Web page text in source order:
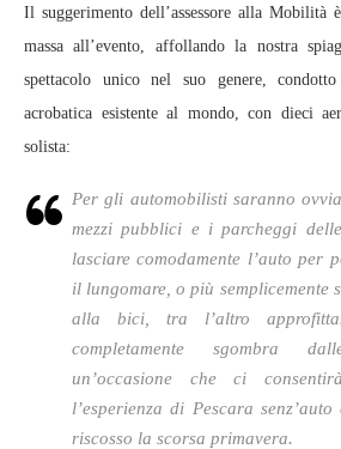
Il suggerimento dell’assessore alla Mobilità
massa all’evento, affollando la nostra
spettacolo unico nel suo genere,
acrobatica esistente al mondo, con dieci
solista:
Per gli automobilisti saranno
mezzi pubblici e i parcheggi
lasciare comodamente l’auto per
il lungomare, o più semplicemente
alla bici, tra l’altro
completamente sgombra
un’occasione che ci
l’esperienza di Pescara
riscosso la scorsa primavera.